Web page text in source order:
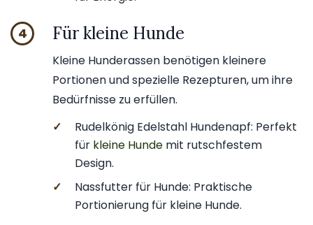
4 Für kleine Hunde
Kleine Hunderassen benötigen kleinere
Portionen und spezielle Rezepturen, um ihre
Bedürfnisse zu erfüllen.
✓
Rudelkönig Edelstahl Hundenapf: Perfekt
für kleine Hunde mit rutschfestem
Design.
✓
Nassfutter für Hunde: Praktische
Portionierung für kleine Hunde.